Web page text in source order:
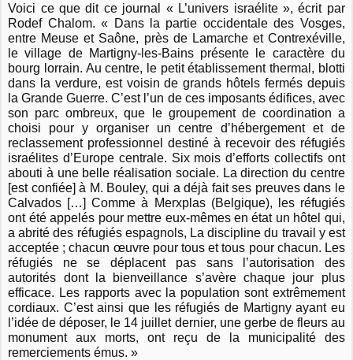
Voici ce que dit ce journal « L’univers israélite », écrit par
Rodef Chalom. « Dans la partie occidentale des Vosges,
entre Meuse et Saône, près de Lamarche et Contrexéville,
le village de Martigny-les-Bains présente le caractère du
bourg lorrain. Au centre, le petit établissement thermal, blotti
dans la verdure, est voisin de grands hôtels fermés depuis
la Grande Guerre. C’est l’un de ces imposants édifices, avec
son parc ombreux, que le groupement de coordination a
choisi pour y organiser un centre d’hébergement et de
reclassement professionnel destiné à recevoir des réfugiés
israélites d’Europe centrale. Six mois d’efforts collectifs ont
abouti à une belle réalisation sociale. La direction du centre
[est confiée] à M. Bouley, qui a déjà fait ses preuves dans le
Calvados […] Comme à Merxplas (Belgique), les réfugiés
ont été appelés pour mettre eux-mêmes en état un hôtel qui,
a abrité des réfugiés espagnols, La discipline du travail y est
acceptée ; chacun œuvre pour tous et tous pour chacun. Les
réfugiés ne se déplacent pas sans l’autorisation des
autorités dont la bienveillance s’avère chaque jour plus
efficace. Les rapports avec la population sont extrêmement
cordiaux. C’est ainsi que les réfugiés de Martigny ayant eu
l’idée de déposer, le 14 juillet dernier, une gerbe de fleurs au
monument aux morts, ont reçu de la municipalité des
remerciements émus. »